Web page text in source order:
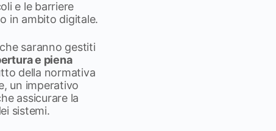
e le barriere
in ambito digitale.
saranno gestiti
e piena
della normativa
un imperativo
assicurare la
sistemi.